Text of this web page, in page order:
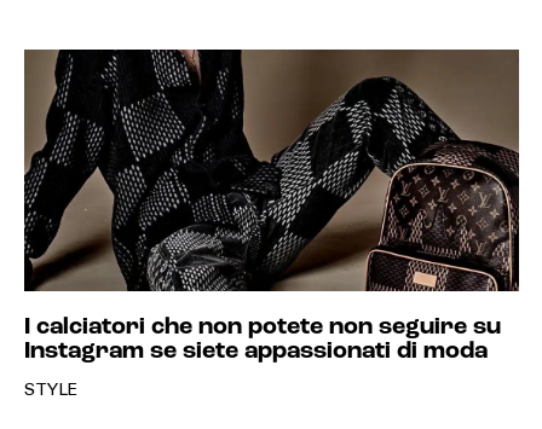
I calciatori che non potete non seguire su
Instagram se siete appassionati di moda
STYLE